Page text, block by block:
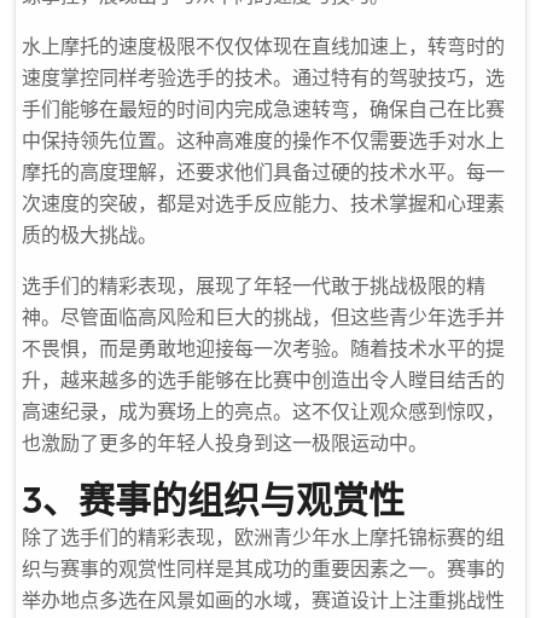
水上摩托的速度极限不仅仅体现在直线加速上，转弯时的
速度掌控同样考验选手的技术。通过特有的驾驶技巧，选
手们能够在最短的时间内完成急速转弯，确保自己在比赛
中保持领先位置。这种高难度的操作不仅需要选手对水上
摩托的高度理解，还要求他们具备过硬的技术水平。每一
次速度的突破，都是对选手反应能力、技术掌握和心理素
质的极大挑战。
选手们的精彩表现，展现了年轻一代敢于挑战极限的精
神。尽管面临高风险和巨大的挑战，但这些青少年选手并
不畏惧，而是勇敢地迎接每一次考验。随着技术水平的提
升，越来越多的选手能够在比赛中创造出令人瞠目结舌的
高速纪录，成为赛场上的亮点。这不仅让观众感到惊叹，
也激励了更多的年轻人投身到这一极限运动中。
3、赛事的组织与观赏性
除了选手们的精彩表现，欧洲青少年水上摩托锦标赛的组
织与赛事的观赏性同样是其成功的重要因素之一。赛事的
举办地点多选在风景如画的水域，赛道设计上注重挑战性